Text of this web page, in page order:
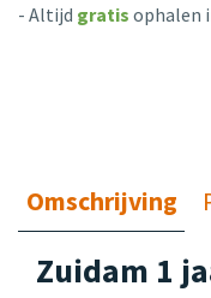
- Altijd gratis ophalen
Omschrijving
Zuidam 1